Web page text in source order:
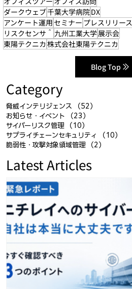
ダークウェブ千葉大学病院DX
アンケート運用 セミナー プレスリリース
リスクセンサ＾ 九州工業大学展示会
東陽テクニカ 株式会社東陽テクニカ
Blog Top
Category
脅威インテリジェンス （52）
お知らせ・イベント
（23）
サイバーリスク管理
（10）
サプライチェーンセキュリティ
（10）
脆弱性・攻撃対象領域管理
（2）
Latest Articles